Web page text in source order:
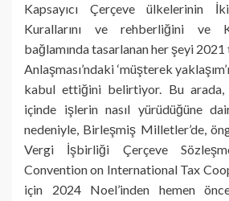
Kapsayıcı Çerçeve ülkelerinin
Kurallarını ve rehberliğini ve
bağlamında tasarlanan her şeyi
Anlaşması’ndaki ‘müşterek
kabul ettiğini belirtiyor. Bu arada,
içinde işlerin nasıl yürüdüğüne
nedeniyle, Birleşmiş Milletler’de,
Vergi İşbirliği Çerçeve
Convention on International Tax
için 2024 Noel’inden hemen